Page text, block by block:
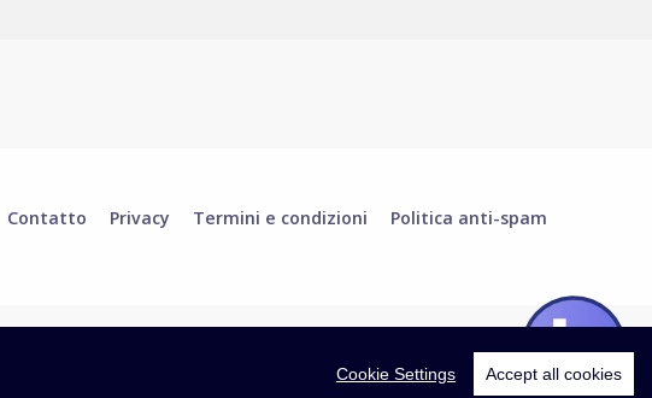
Contatto Privacy Termini e condizioni Politica anti-spam
Cookie Settings Accept all cookies